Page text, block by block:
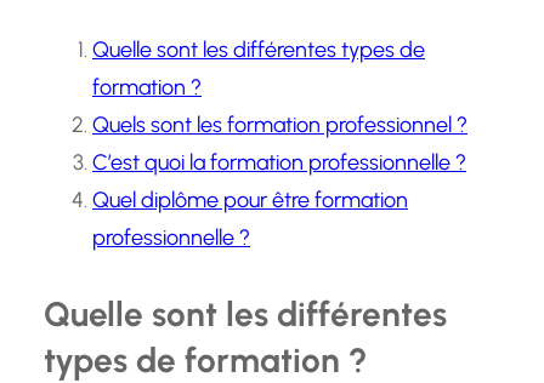
Quelle sont les différentes types de
formation ?
Quels sont les formation professionnel ?
C’est quoi la formation professionnelle ?
Quel diplôme pour être formation
professionnelle ?
Quelle sont les différentes
types de formation ?